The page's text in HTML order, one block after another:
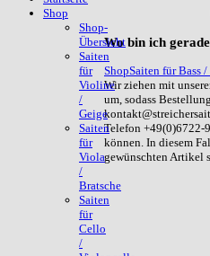
Wobin ich
ShopSaiten für Bass
Wir ziehen mit
um, sodass
Telefon +49(0)6722-
können. In diesem
gewünschten Artikel
Shop
Shop-
Übersicht
Saiten
für
Violine
/
Geige
Saiten
für
Viola
/
Bratsche
Saiten
für
Cello
/